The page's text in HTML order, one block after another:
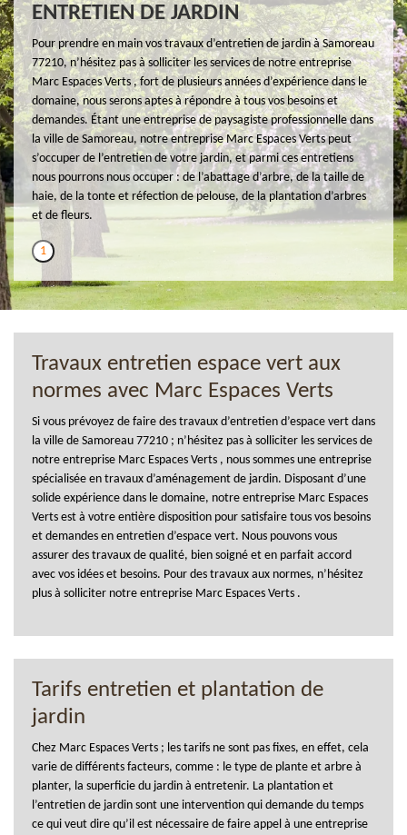
ENTRETIEN DE JARDIN
Pour prendre en main vos travaux d’entretien de jardin à Samoreau
77210, n’hésitez pas à solliciter les services de notre entreprise
Marc Espaces Verts , fort de plusieurs années d’expérience dans le
domaine, nous serons aptes à répondre à tous vos besoins et
demandes. Étant une entreprise de paysagiste professionnelle dans
la ville de Samoreau, notre entreprise Marc Espaces Verts peut
s’occuper de l’entretien de votre jardin, et parmi ces entretiens
nous pourrons nous occuper : de l’abattage d’arbre, de la taille de
haie, de la tonte et réfection de pelouse, de la plantation d’arbres
et de fleurs.
1
Travaux entretien espace vert aux
normes avec Marc Espaces Verts
Si vous prévoyez de faire des travaux d’entretien d’espace vert dans
la ville de Samoreau 77210 ; n’hésitez pas à solliciter les services de
notre entreprise Marc Espaces Verts , nous sommes une entreprise
spécialisée en travaux d’aménagement de jardin. Disposant d’une
solide expérience dans le domaine, notre entreprise Marc Espaces
Verts est à votre entière disposition pour satisfaire tous vos besoins
et demandes en entretien d’espace vert. Nous pouvons vous
assurer des travaux de qualité, bien soigné et en parfait accord
avec vos idées et besoins. Pour des travaux aux normes, n’hésitez
plus à solliciter notre entreprise Marc Espaces Verts .
Tarifs entretien et plantation de
jardin
Chez Marc Espaces Verts ; les tarifs ne sont pas fixes, en effet, cela
varie de différents facteurs, comme : le type de plante et arbre à
planter, la superficie du jardin à entretenir. La plantation et
l’entretien de jardin sont une intervention qui demande du temps
ce qui veut dire qu’il est nécessaire de faire appel à une entreprise